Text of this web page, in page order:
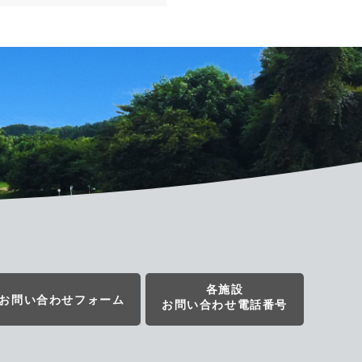
お問い合わせフォーム
各施設
お問い合わせ電話番号